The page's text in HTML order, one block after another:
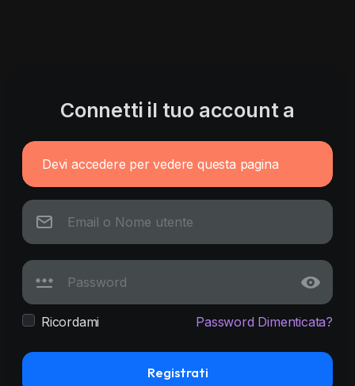
Connetti il tuo account a
Devi accedere per vedere questa pagina
Ricordami Password Dimenticata?
Registrati